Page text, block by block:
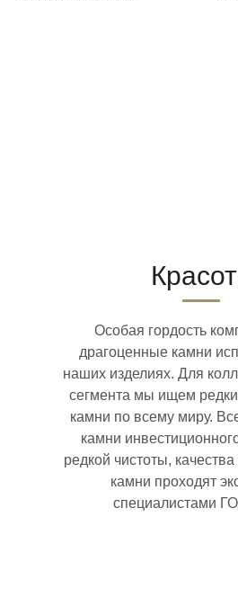
Особая гордость
драгоценные камни
наших изделиях. Для
сегмента мы ищем
камни по всему миру.
камни
редкой чистоты,
камни проходят
специалистами